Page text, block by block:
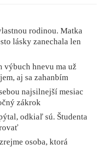
rodinou. Matka
lásky zanechala len
výbuch hnevu ma už
aj sa zahanbím
najsilnejší mesiac
zákrok
odkiaľ sú. Študenta
osoba, ktorá